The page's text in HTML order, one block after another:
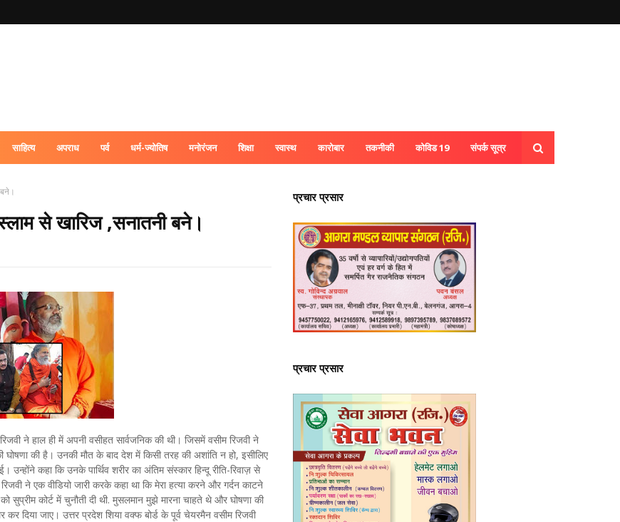
साहित्य अपराध पर्व धर्म-ज्योतिष मनोरंजन शिक्षा स्वास्थ कारोबार तकनीकी कोविड 19 संपर्क सूत्र
से खारिज ,सनातनी बने।
ने हाल ही में अपनी वसीहत सार्वजनिक की थी। जिसमें वसीम रिजवी ने
की है। उनकी मौत के बाद देश में किसी तरह की अशांति न हो, इसीलिए
कहा कि उनके पार्थिव शरीर का अंतिम संस्कार हिन्दू रीति-रिवाज़ से
ने एक वीडियो जारी करके कहा था कि मेरा हत्या करने और गर्दन काटने
सुप्रीम कोर्ट में चुनौती दी थी. मुसलमान मुझे मारना चाहते थे और घोषणा की
दिया जाए। उत्तर प्रदेश शिया वक्फ बोर्ड के पूर्व चेयरमैन वसीम रिजवी
प्रचार प्रसार
प्रचार प्रसार